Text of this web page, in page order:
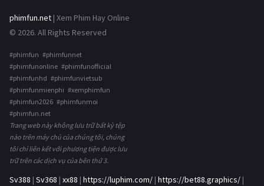
phimfun.net | Xem Phim Hay Online
© 2026. All Rights Reserved
#phimfun #phimfunnet
#phimfunonline #phimfunofficial
#phimfunhd #phimfunvietsub
#phimfunmienphi #xemphimfun
#phimfun2026 #phimfunmoi
#phimfun.net
Trang web này không lưu trữ bất kỳ tệp
nào trên máy chủ của chúng tôi, chúng
tôi chỉ liên kết với phương tiện được lưu
trữ trên các dịch vụ của bên thứ 3.
Sv388 | Sv368 | xx88 | https://luphim.com/ | https://bet88.graphics/ |